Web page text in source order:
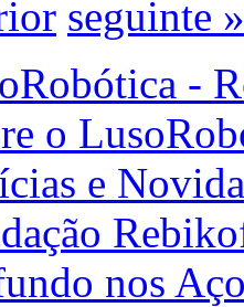
seguinte »
-
o
e
nos